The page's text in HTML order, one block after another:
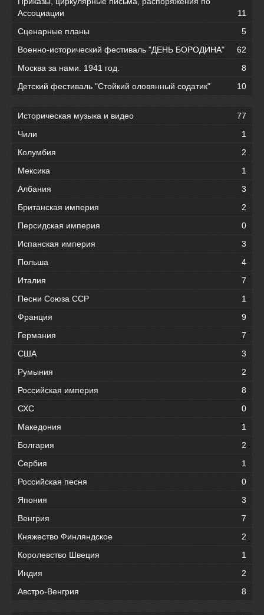
Ассоциации
11
Сценарные планы
5
Военно-исторический фестиваль "ДЕНЬ БОРОДИНА"
62
Москва за нами. 1941 год.
8
Детский фестиваль "Стойкий оловянный содатик"
10
Историческая музыка и видео
77
Чили
1
Колумбия
2
Мексика
1
Албания
3
Британская империя
2
Персидская империя
0
Испанская империя
3
Польша
4
Италия
7
Песни Союза ССР
1
Франция
9
Германия
7
США
3
Румыния
2
Российская империя
8
СХС
0
Македония
1
Болгария
2
Сербия
1
Российская песня
0
Япония
3
Венгрия
7
Княжество Финляндское
2
Королевство Швеция
1
Индия
2
Австро-Венгрия
8